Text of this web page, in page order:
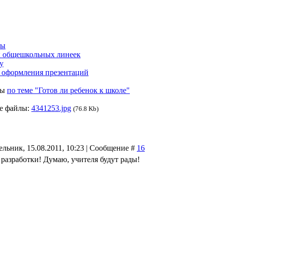
общешкольных линеек
презентаций
по теме "Готов ли ребенок к школе"
файлы: 4341253.jpg (76.8 Kb)
15.08.2011, 10:23 | Сообщение # 16
Думаю, учителя будут рады!